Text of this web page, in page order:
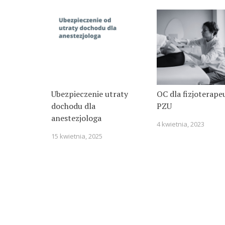
Ubezpieczenie utraty
dochodu dla
anestezjologa
15 kwietnia, 2025
OC dla
PZU
4 kwietnia, 2023